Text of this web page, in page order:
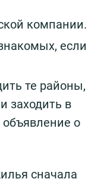
компании.
если
те районы,
заходить в
о
сначала